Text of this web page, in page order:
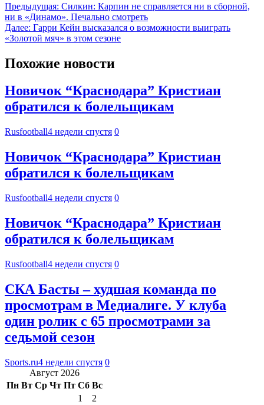
Предыдущая: Силкин: Карпин не справляется ни в сборной,
ни в «Динамо». Печально смотреть
Далее: Гарри Кейн высказался о возможности выиграть
«Золотой мяч» в этом сезоне
Похожие новости
Новичок “Краснодара” Кристиан
обратился к болельщикам
Rusfootball4 недели спустя 0
Новичок “Краснодара” Кристиан
обратился к болельщикам
Rusfootball4 недели спустя 0
Новичок “Краснодара” Кристиан
обратился к болельщикам
Rusfootball4 недели спустя 0
СКА Басты – худшая команда по
просмотрам в Медиалиге. У клуба
один ролик с 65 просмотрами за
седьмой сезон
Sports.ru4 недели спустя 0
Август 2026
Пн Вт Ср Чт Пт Сб Вс
1
2